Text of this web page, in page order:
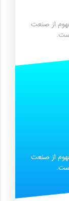
از صنعت
از صنعت